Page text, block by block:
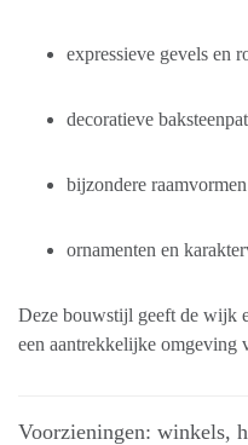
expressieve gevels en
decoratieve
bijzondere raamvormen
ornamenten en
Deze bouwstijl geeft de wijk
een aantrekkelijke omgeving
Voorzieningen: winkels,